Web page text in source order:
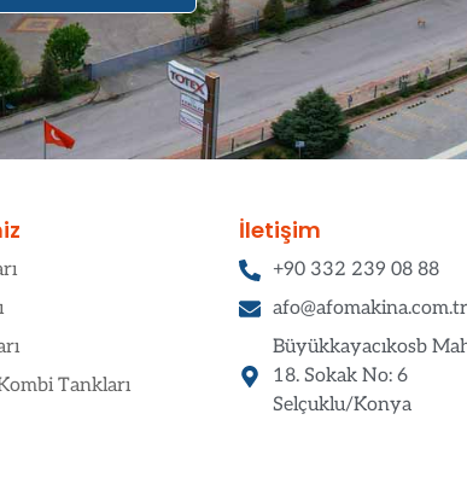
Tankları
İletişim
+90 332 239 08 88
afo@afomakina.com.tr
Büyükkayacıkosb
18. Sokak No: 6
Selçuklu/Konya